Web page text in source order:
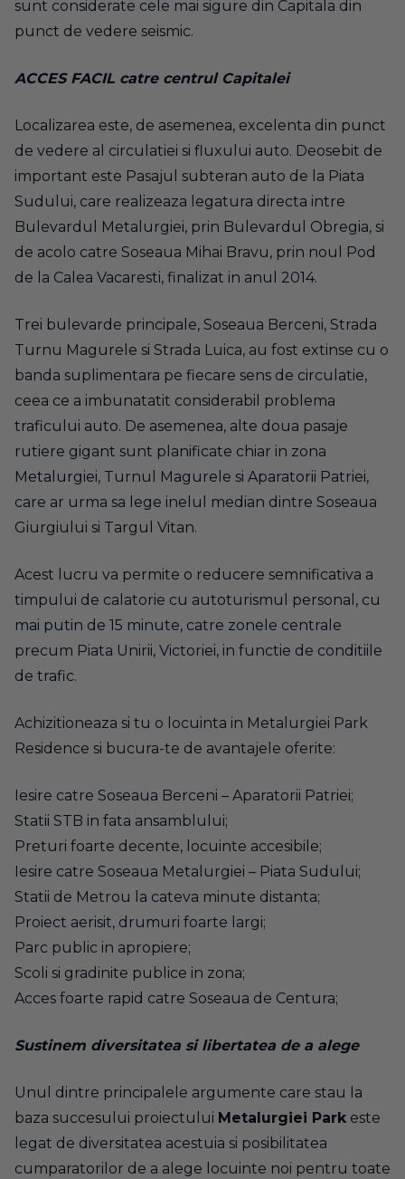
sunt considerate cele mai sigure din Capitala din
punct de vedere seismic.
ACCES FACIL catre centrul Capitalei
Localizarea este, de asemenea, excelenta din punct
de vedere al circulatiei si fluxului auto. Deosebit de
important este Pasajul subteran auto de la Piata
Sudului, care realizeaza legatura directa intre
Bulevardul Metalurgiei, prin Bulevardul Obregia, si
de acolo catre Soseaua Mihai Bravu, prin noul Pod
de la Calea Vacaresti, finalizat in anul 2014.
Trei bulevarde principale, Soseaua Berceni, Strada
Turnu Magurele si Strada Luica, au fost extinse cu o
banda suplimentara pe fiecare sens de circulatie,
ceea ce a imbunatatit considerabil problema
traficului auto. De asemenea, alte doua pasaje
rutiere gigant sunt planificate chiar in zona
Metalurgiei, Turnul Magurele si Aparatorii Patriei,
care ar urma sa lege inelul median dintre Soseaua
Giurgiului si Targul Vitan.
Acest lucru va permite o reducere semnificativa a
timpului de calatorie cu autoturismul personal, cu
mai putin de 15 minute, catre zonele centrale
precum Piata Unirii, Victoriei, in functie de conditiile
de trafic.
Achizitioneaza si tu o locuinta in Metalurgiei Park
Residence si bucura-te de avantajele oferite:
Iesire catre Soseaua Berceni – Aparatorii Patriei;
Statii STB in fata ansamblului;
Preturi foarte decente, locuinte accesibile;
Iesire catre Soseaua Metalurgiei – Piata Sudului;
Statii de Metrou la cateva minute distanta;
Proiect aerisit, drumuri foarte largi;
Parc public in apropiere;
Scoli si gradinite publice in zona;
Acces foarte rapid catre Soseaua de Centura;
Sustinem diversitatea si libertatea de a alege
Unul dintre principalele argumente care stau la
baza succesului proiectului Metalurgiei Park este
legat de diversitatea acestuia si posibilitatea
cumparatorilor de a alege locuinte noi pentru toate